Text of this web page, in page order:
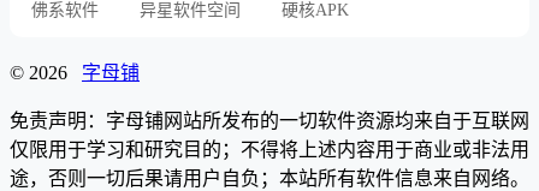
佛系软件 异星软件空间 硬核APK
© 2026 字母铺
免责声明：字母铺网站所发布的一切软件资源均来自于互联网
仅限用于学习和研究目的；不得将上述内容用于商业或非法用
途，否则一切后果请用户自负；本站所有软件信息来自网络。